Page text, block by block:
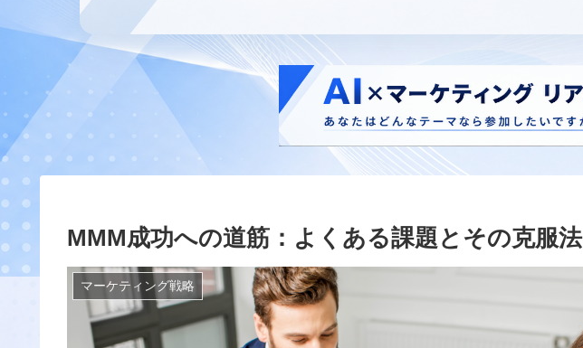
MMM成功への道筋：よくある課題とその克服法
マーケティング戦略